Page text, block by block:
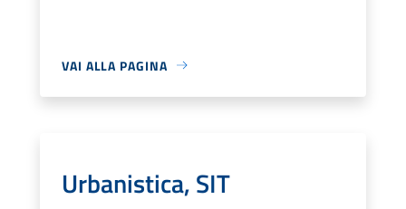
VAI ALLA PAGINA
Urbanistica, SIT